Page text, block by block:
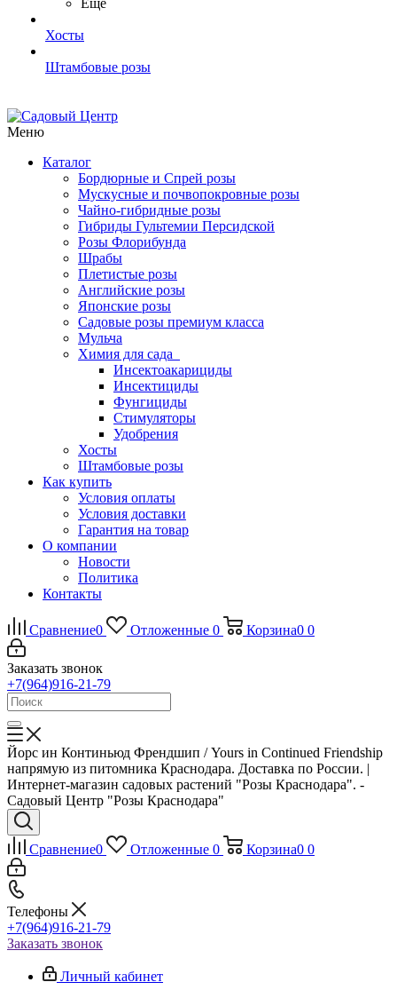
Ещё
Хосты
Штамбовые розы
Меню
Каталог
Бордюрные и Спрей розы
Мускусные и почвопокровные розы
Чайно-гибридные розы
Гибриды Гультемии Персидской
Розы Флорибунда
Шрабы
Плетистые розы
Английские розы
Японские розы
Садовые розы премиум класса
Мульча
Химия для сада
Инсектоакарициды
Инсектициды
Фунгициды
Стимуляторы
Удобрения
Хосты
Штамбовые розы
Как купить
Условия оплаты
Условия доставки
Гарантия на товар
О компании
Новости
Политика
Контакты
Сравнение0 Отложенные 0 Корзина0 0
Заказать звонок
+7(964)916-21-79
Йорс ин Континьюд Френдшип / Yours in Continued Friendship
напрямую из питомника Краснодара. Доставка по России. |
Интернет-магазин садовых растений "Розы Краснодара". -
Садовый Центр "Розы Краснодара"
Сравнение0 Отложенные 0 Корзина0 0
Телефоны
+7(964)916-21-79
Заказать звонок
Личный кабинет